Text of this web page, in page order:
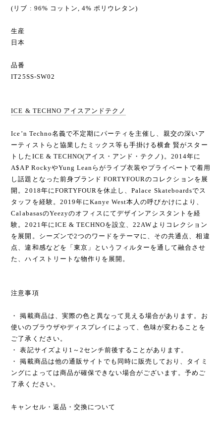
(リブ : 96% コットン, 4% ポリウレタン)
生産
日本
品番
IT25SS-SW02
ICE & TECHNO アイスアンドテクノ
Ice’n Techno名義で不定期にパーティを主催し、親交の深いア
ーティストらと協業したミックス等も手掛ける横倉 賢がスター
トしたICE & TECHNO(アイス・アンド・テクノ)。2014年に
A$AP RockyやYung Leanらがライブ衣装やプライベートで着用
し話題となった前身ブランド FORTYFOURのコレクションを展
開。2018年にFORTYFOURを休止し、Palace Skateboardsでス
タッフを経験。2019年にKanye West本人の呼びかけにより、
CalabasasのYeezyのオフィスにてデザインアシスタントを経
験。2021年にICE & TECHNOを設立、22AWよりコレクション
を展開。シーズンで2つのワードをテーマに、その共通点、相違
点、違和感などを「東京」というフィルターを通して融合させ
た、ハイストリートな物作りを展開。
注意事項
・ 掲載商品は、実際の色と異なって見える場合があります。お
使いのブラウザやディスプレイによって、色味が変わることを
ご了承ください。
・ 表記サイズより1～2センチ前後することがあります。
・ 掲載商品は他の通販サイトでも同時に販売しており、タイミ
ングによっては商品が確保できない場合がございます。予めご
了承ください。
キャンセル・返品・交換について